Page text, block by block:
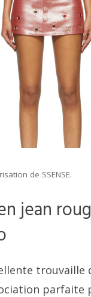
de SSENSE.
jean
trouvaille